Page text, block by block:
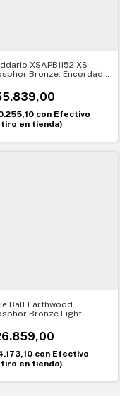
XSAPB1152 XS
Bronze. Encordado
Custom Light
con Efectivo
en tienda)
Ball Earthwood
Bronze Light.
Sonido suave y
con Efectivo
en tienda)